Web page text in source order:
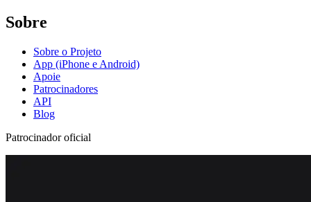
Sobre
Sobre o Projeto
App (iPhone e Android)
Apoie
Patrocinadores
API
Blog
Patrocinador oficial